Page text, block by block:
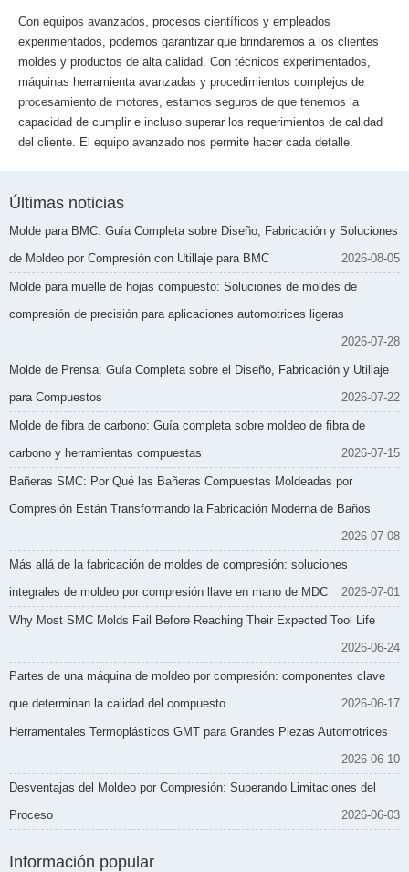
Con equipos avanzados, procesos científicos y empleados
experimentados, podemos garantizar que brindaremos a los clientes
moldes y productos de alta calidad. Con técnicos experimentados,
máquinas herramienta avanzadas y procedimientos complejos de
procesamiento de motores, estamos seguros de que tenemos la
capacidad de cumplir e incluso superar los requerimientos de calidad
del cliente. El equipo avanzado nos permite hacer cada detalle.
Últimas noticias
Molde para BMC: Guía Completa sobre Diseño, Fabricación y Soluciones
de Moldeo por Compresión con Utillaje para BMC
2026-08-05
Molde para muelle de hojas compuesto: Soluciones de moldes de
compresión de precisión para aplicaciones automotrices ligeras
2026-07-28
Molde de Prensa: Guía Completa sobre el Diseño, Fabricación y Utillaje
para Compuestos
2026-07-22
Molde de fibra de carbono: Guía completa sobre moldeo de fibra de
carbono y herramientas compuestas
2026-07-15
Bañeras SMC: Por Qué las Bañeras Compuestas Moldeadas por
Compresión Están Transformando la Fabricación Moderna de Baños
2026-07-08
Más allá de la fabricación de moldes de compresión: soluciones
integrales de moldeo por compresión llave en mano de MDC
2026-07-01
Why Most SMC Molds Fail Before Reaching Their Expected Tool Life
2026-06-24
Partes de una máquina de moldeo por compresión: componentes clave
que determinan la calidad del compuesto
2026-06-17
Herramentales Termoplásticos GMT para Grandes Piezas Automotrices
2026-06-10
Desventajas del Moldeo por Compresión: Superando Limitaciones del
Proceso
2026-06-03
Información popular